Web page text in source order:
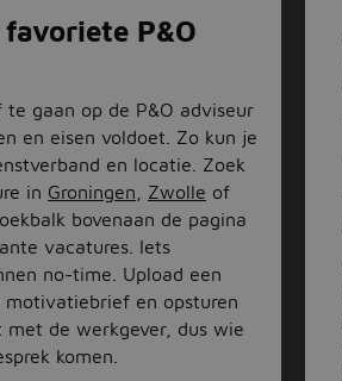
P&O
gaan op de P&O adviseur
en eisen voldoet. Zo kun je
en locatie. Zoek
in Groningen Zwolle of
bovenaan de pagina
vacatures. Iets
no-time. Upload een
en opsturen
de werkgever, dus wie
komen.